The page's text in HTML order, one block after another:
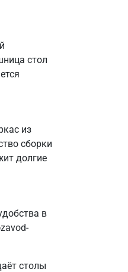
стол
из
сборки
долгие
в
столы